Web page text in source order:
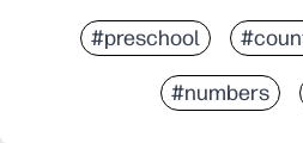
#preschool
#numbers